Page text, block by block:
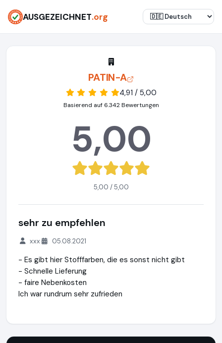
AUSGEZEICHNET.org
PATIN-A
4,91 / 5,00
Basierend auf 6.342 Bewertungen
5,00
5,00 / 5,00
sehr zu empfehlen
xxx 05.08.2021
- Es gibt hier Stofffarben, die es sonst nicht gibt
- Schnelle Lieferung
- faire Nebenkosten
Ich war rundrum sehr zufrieden